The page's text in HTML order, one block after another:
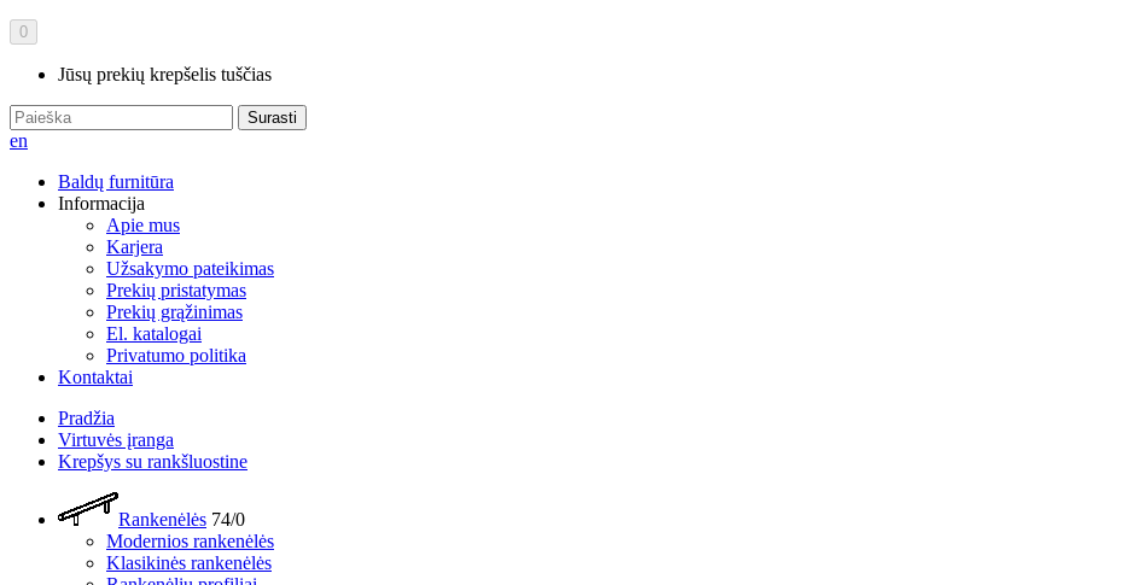
0
Jūsų prekių krepšelis tuščias
Surasti
en
Baldų furnitūra
Informacija
Apie mus
Karjera
Užsakymo pateikimas
Prekių pristatymas
Prekių grąžinimas
El. katalogai
Privatumo politika
Kontaktai
Pradžia
Virtuvės įranga
Krepšys su rankšluostine
Rankenėlės 74/0
Modernios rankenėlės
Klasikinės rankenėlės